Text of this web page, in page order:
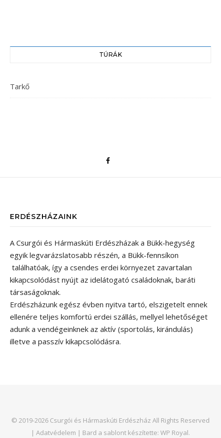
TÚRÁK
Tarkő
ERDÉSZHÁZAINK
A Csurgói és Hármaskúti Erdészházak a Bükk-hegység
egyik legvarázslatosabb részén, a Bükk-fennsíkon
találhatóak, így a csendes erdei környezet zavartalan
kikapcsolódást nyújt az idelátogató családoknak, baráti
társaságoknak.
Erdészházunk egész évben nyitva tartó, elszigetelt ennek
ellenére teljes komfortú erdei szállás, mellyel lehetőséget
adunk a vendégeinknek az aktív (sportolás, kirándulás)
illetve a passzív kikapcsolódásra.
© 2019-2026 Csurgói és Hármaskúti Erdészház All Rights Reserved
| Adatvédelem | Bard a sablont készítette: WP Royal.